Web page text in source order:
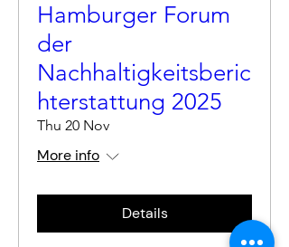
Hamburger Forum
der
Nachhaltigkeitsberic
hterstattung 2025
Thu 20 Nov
More info
Details